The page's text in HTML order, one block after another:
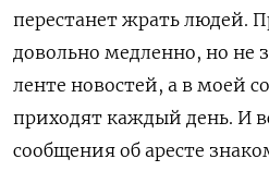
перестанет жрать людей.
довольно медленно, но не
ленте новостей, а в моей
приходят каждый день. И
сообщения об аресте